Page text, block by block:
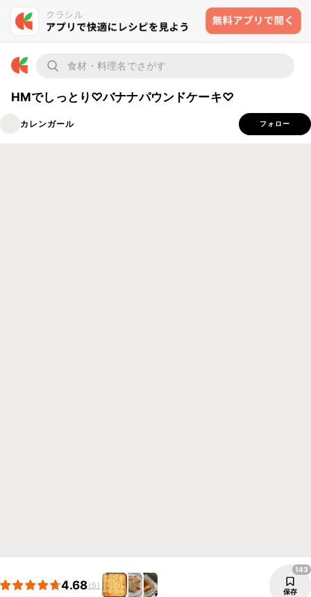
HMでしっとり♡バナナパウンドケーキ♡
カレンガール フォロー
4.68(5)
保存
143